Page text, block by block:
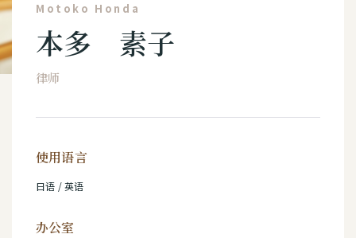
Motoko Honda
本多 素子
律师
使用语言
日语 / 英语
办公室